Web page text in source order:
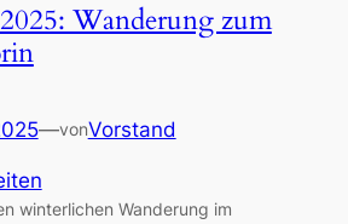
Wanderung zum
—vonVorstand
winterlichen Wanderung im